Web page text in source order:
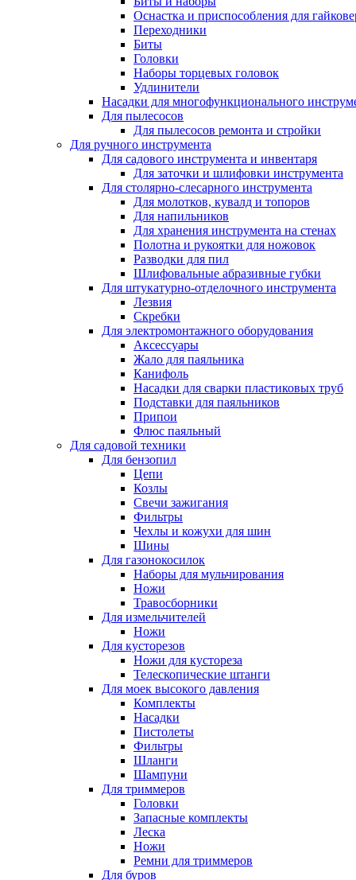
Оснастка и приспособления для
Переходники
Биты
Головки
Наборы торцевых головок
Удлинители
Насадки для многофункционального
Для пылесосов
Для пылесосов ремонта и стройки
Для ручного инструмента
Для садового инструмента и инвентаря
Для заточки и шлифовки инструмента
Для столярно-слесарного инструмента
Для молотков, кувалд и топоров
Для напильников
Для хранения инструмента на стенах
Полотна и рукоятки для ножовок
Разводки для пил
Шлифовальные абразивные губки
Для штукатурно-отделочного инструмента
Лезвия
Скребки
Для электромонтажного оборудования
Аксессуары
Жало для паяльника
Канифоль
Насадки для сварки пластиковых труб
Подставки для паяльников
Припои
Флюс паяльный
Для садовой техники
Для бензопил
Цепи
Козлы
Свечи зажигания
Фильтры
Чехлы и кожухи для шин
Шины
Для газонокосилок
Наборы для мульчирования
Ножи
Травосборники
Для измельчителей
Ножи
Для кусторезов
Ножи для кустореза
Телескопические штанги
Для моек высокого давления
Комплекты
Насадки
Пистолеты
Фильтры
Шланги
Шампуни
Для триммеров
Головки
Запасные комплекты
Леска
Ножи
Ремни для триммеров
Для буров